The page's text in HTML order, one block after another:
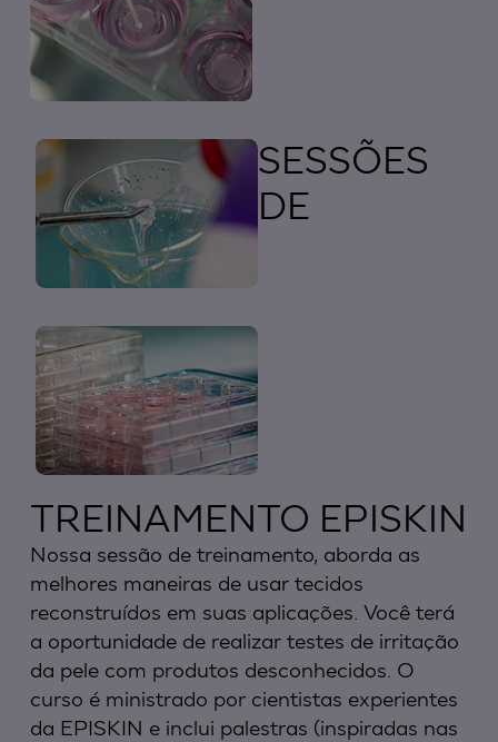
SESSÕES
DE
TREINAMENTO EPISKIN
Nossa sessão de treinamento, aborda as
melhores maneiras de usar tecidos
reconstruídos em suas aplicações. Você terá
a oportunidade de realizar testes de irritação
da pele com produtos desconhecidos. O
curso é ministrado por cientistas experientes
da EPISKIN e inclui palestras (inspiradas nas